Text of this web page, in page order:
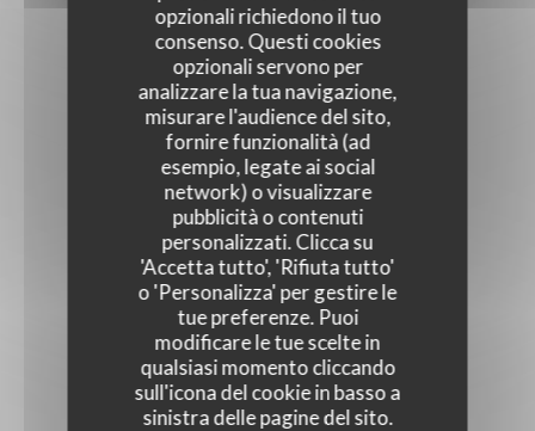
opzionali richiedono il tuo
consenso. Questi cookies
opzionali servono per
analizzare la tua navigazione,
misurare l'audience del sito,
fornire funzionalità (ad
esempio, legate ai social
network) o visualizzare
pubblicità o contenuti
personalizzati. Clicca su
'Accetta tutto', 'Rifiuta tutto'
o 'Personalizza' per gestire le
tue preferenze. Puoi
modificare le tue scelte in
qualsiasi momento cliccando
sull'icona del cookie in basso a
sinistra delle pagine del sito.